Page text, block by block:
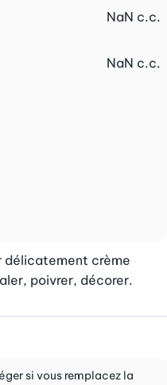
NaN c.c.
NaN c.c.
délicatement crème
poivrer, décorer.
si vous remplacez la